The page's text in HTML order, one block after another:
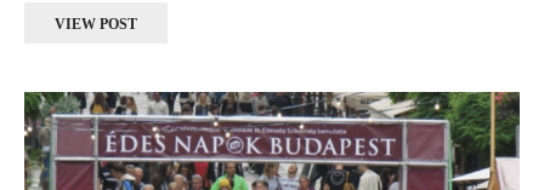
VIEW POST